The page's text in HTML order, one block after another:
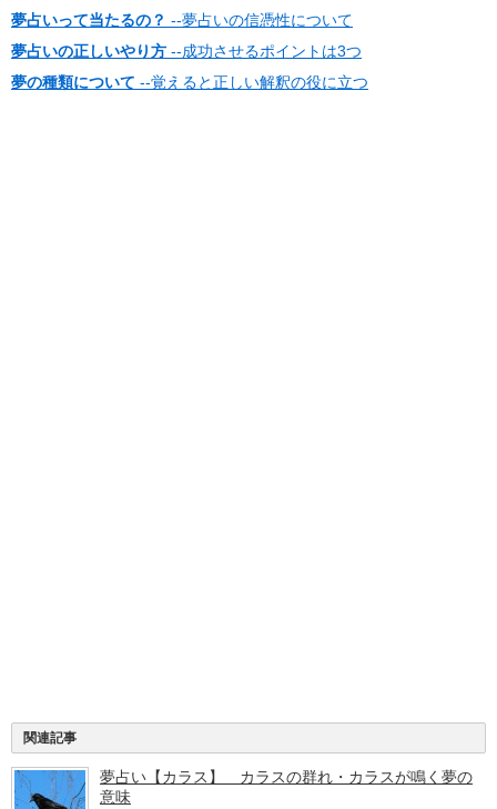
夢占いって当たるの？ --夢占いの信憑性について
夢占いの正しいやり方 --成功させるポイントは3つ
夢の種類について --覚えると正しい解釈の役に立つ
関連記事
夢占い【カラス】 カラスの群れ・カラスが鳴く夢の
意味